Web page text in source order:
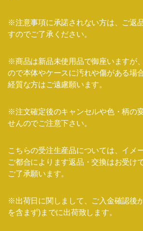
※注意事項に承諾されない方は、ご返
すのでご了承ください。
※商品は新品未使用品で御座いますが
ので本体やケースに汚れや傷がある場
経質な方はご遠慮願います。
※注文確定後のキャンセルや色・柄の
せんのでご注意下さい。
こちらの受注生産品については、イメ
ご都合によります返品・交換はお受け
ご了承願います。
※出荷日に関しまして、ご入金確認後
を含まず)までに出荷致します。